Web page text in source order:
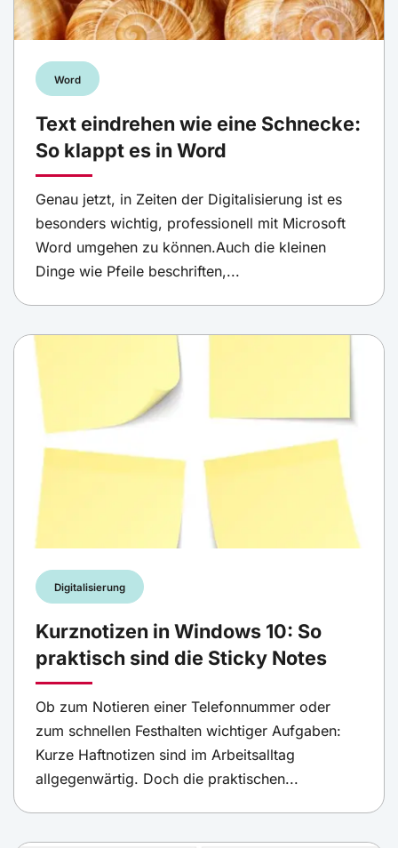
Word
Text eindrehen wie eine Schnecke:
So klappt es in Word
Genau jetzt, in Zeiten der Digitalisierung ist es
besonders wichtig, professionell mit Microsoft
Word umgehen zu können.Auch die kleinen
Dinge wie Pfeile beschriften,...
Digitalisierung
Kurznotizen in Windows 10: So
praktisch sind die Sticky Notes
Ob zum Notieren einer Telefonnummer oder
zum schnellen Festhalten wichtiger Aufgaben:
Kurze Haftnotizen sind im Arbeitsalltag
allgegenwärtig. Doch die praktischen...